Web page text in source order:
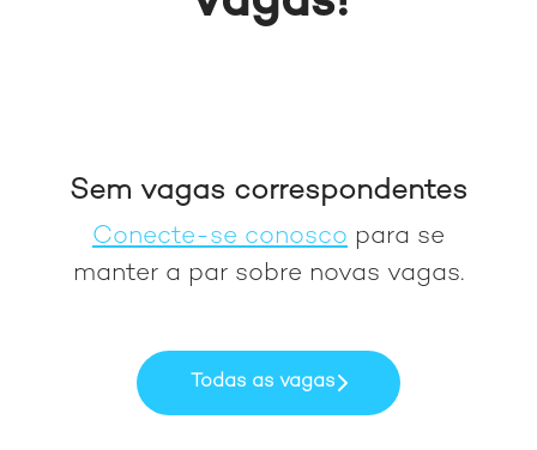
Sem vagas correspondentes
Conecte-se conosco para se
manter a par sobre novas vagas.
Todas as vagas